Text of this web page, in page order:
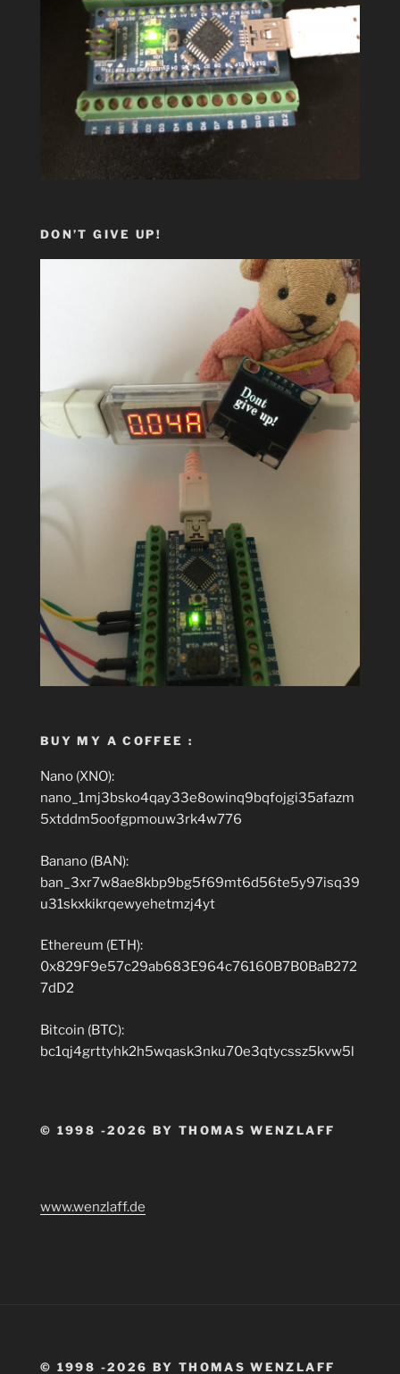
DON’T GIVE UP!
BUY MY A COFFEE :
Nano (XNO):
nano_1mj3bsko4qay33e8owinq9bqfojgi35afazm
5xtddm5oofgpmouw3rk4w776
Banano (BAN):
ban_3xr7w8ae8kbp9bg5f69mt6d56te5y97isq39
u31skxkikrqewyehetmzj4yt
Ethereum (ETH):
0x829F9e57c29ab683E964c76160B7B0BaB272
7dD2
Bitcoin (BTC):
bc1qj4grttyhk2h5wqask3nku70e3qtycssz5kvw5l
© 1998 -2026 BY THOMAS WENZLAFF
www.wenzlaff.de
© 1998 -2026 BY THOMAS WENZLAFF